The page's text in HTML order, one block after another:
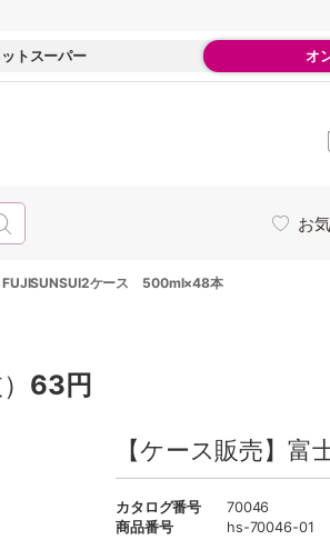
トスーパー オ
お
FUJISUNSUI2ケース 500ml×48本
63円
【ケース販売】
カタログ番号
70046
商品番号
hs-70046-01